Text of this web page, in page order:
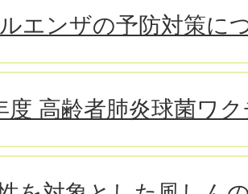
エンザの予防対策に
度 高齢者肺炎球菌ワ